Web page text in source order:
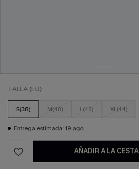
TALLA (EU)
S(38) M(40) L(42) XL(44)
Entrega estimada: 19 ago.
AÑADIR A LA CESTA